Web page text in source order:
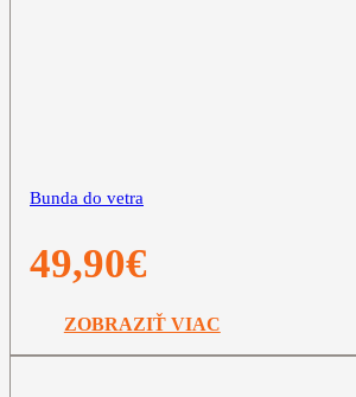
Bunda do vetra
49,90€
ZOBRAZIŤ VIAC